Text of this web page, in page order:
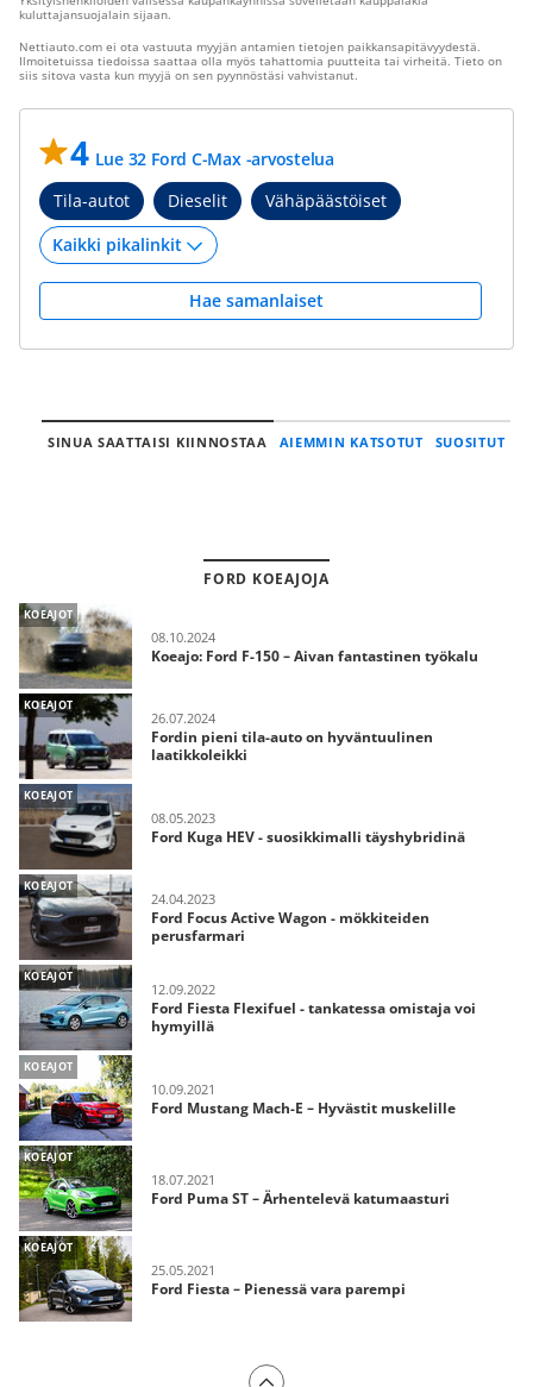
kuluttajansuojalain sijaan.
Nettiauto.com ei ota vastuuta myyjän antamien tietojen paikkansapitävyydestä.
Ilmoitetuissa tiedoissa saattaa olla myös tahattomia puutteita tai virheitä. Tieto on
siis sitova vasta kun myyjä on sen pyynnöstäsi vahvistanut.
4 Lue 32 Ford C-Max -arvostelua
Tila-autot
Dieselit Vähäpäästöiset
Hae samanlaiset
SINUA SAATTAISI KIINNOSTAA AIEMMIN KATSOTUT SUOSITUT
FORD KOEAJOJA
KOEAJOT
08.10.2024
Koeajo: Ford F-150 – Aivan fantastinen työkalu
KOEAJOT
26.07.2024
Fordin pieni tila-auto on hyväntuulinen
laatikkoleikki
KOEAJOT
08.05.2023
Ford Kuga HEV - suosikkimalli täyshybridinä
KOEAJOT
24.04.2023
Ford Focus Active Wagon - mökkiteiden
perusfarmari
KOEAJOT
12.09.2022
Ford Fiesta Flexifuel - tankatessa omistaja voi
hymyillä
KOEAJOT
10.09.2021
Ford Mustang Mach-E – Hyvästit muskelille
KOEAJOT
18.07.2021
Ford Puma ST – Ärhentelevä katumaasturi
KOEAJOT
25.05.2021
Ford Fiesta – Pienessä vara parempi